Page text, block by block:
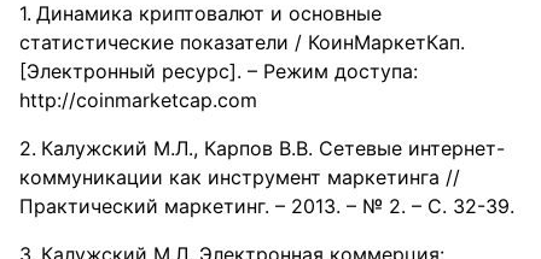
Динамика криптовалют и основные
статистические показатели / КоинМаркетКап.
[Электронный ресурс]. – Режим доступа:
http://coinmarketcap.com
Калужский М.Л., Карпов В.В. Сетевые интернет-
коммуникации как инструмент маркетинга //
Практический маркетинг. – 2013. – № 2. – С. 32-39.
Калужский М.Л. Электронная коммерция: